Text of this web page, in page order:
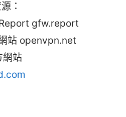
：
gfw.report
站 openvpn.net
網站